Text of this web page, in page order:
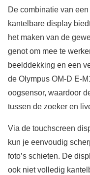
De combinatie van
kantelbare display
het maken van de
genot om mee te
beelddekking en een
de Olympus OM-D E-
oogsensor, waardoor
tussen de zoeker en
Via de touchscreen
kun je eenvoudig
foto’s schieten. De
ook niet volledig